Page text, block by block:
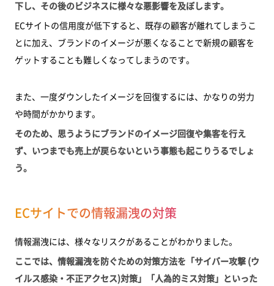
下し、その後のビジネスに様々な悪影響を及ぼします。
ECサイトの信用度が低下すると、既存の顧客が離れてしまうこ
とに加え、ブランドのイメージが悪くなることで新規の顧客を
ゲットすることも難しくなってしまうのです。
また、一度ダウンしたイメージを回復するには、かなりの労力
や時間がかかります。
そのため、思うようにブランドのイメージ回復や集客を行え
ず、いつまでも売上が戻らないという事態も起こりうるでしょ
う。
ECサイトでの情報漏洩の対策
情報漏洩には、様々なリスクがあることがわかりました。
ここでは、情報漏洩を防ぐための対策方法を「サイバー攻撃 (ウ
イルス感染・不正アクセス)対策」「人為的ミス対策」といった